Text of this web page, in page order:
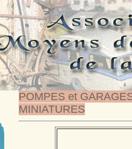
POMPES et
MINIATURES